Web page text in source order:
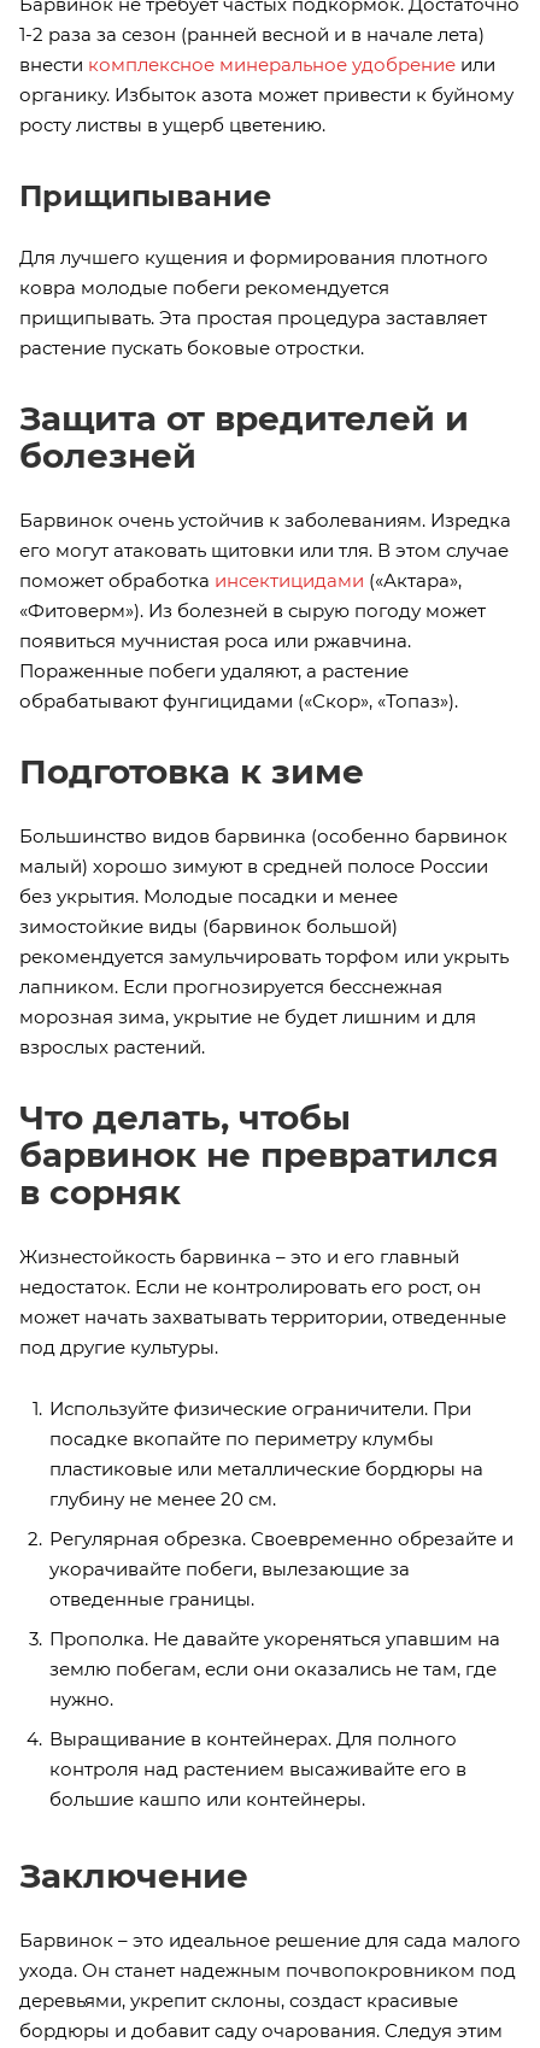
1-2 раза за сезон (ранней весной и в начале лета)
внести комплексное минеральное удобрение или
органику. Избыток азота может привести к буйному
росту листвы в ущерб цветению.
Прищипывание
Для лучшего кущения и формирования плотного
ковра молодые побеги рекомендуется
прищипывать. Эта простая процедура заставляет
растение пускать боковые отростки.
Защита от вредителей и
болезней
Барвинок очень устойчив к заболеваниям. Изредка
его могут атаковать щитовки или тля. В этом случае
поможет обработка инсектицидами («Актара»,
«Фитоверм»). Из болезней в сырую погоду может
появиться мучнистая роса или ржавчина.
Пораженные побеги удаляют, а растение
обрабатывают фунгицидами («Скор», «Топаз»).
Подготовка к зиме
Большинство видов барвинка (особенно барвинок
малый) хорошо зимуют в средней полосе России
без укрытия. Молодые посадки и менее
зимостойкие виды (барвинок большой)
рекомендуется замульчировать торфом или укрыть
лапником. Если прогнозируется бесснежная
морозная зима, укрытие не будет лишним и для
взрослых растений.
Что делать, чтобы
барвинок не превратился
в сорняк
Жизнестойкость барвинка – это и его главный
недостаток. Если не контролировать его рост, он
может начать захватывать территории, отведенные
под другие культуры.
Используйте физические ограничители. При
посадке вкопайте по периметру клумбы
пластиковые или металлические бордюры на
глубину не менее 20 см.
Регулярная обрезка. Своевременно обрезайте и
укорачивайте побеги, вылезающие за
отведенные границы.
Прополка. Не давайте укореняться упавшим на
землю побегам, если они оказались не там, где
нужно.
Выращивание в контейнерах. Для полного
контроля над растением высаживайте его в
большие кашпо или контейнеры.
Заключение
Барвинок – это идеальное решение для сада малого
ухода. Он станет надежным почвопокровником под
деревьями, укрепит склоны, создаст красивые
бордюры и добавит саду очарования. Следуя этим